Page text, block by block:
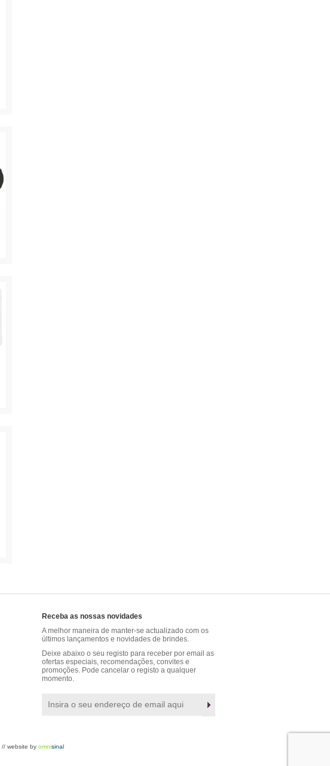
Receba as nossas novidades
A melhor maneira de manter-se actualizado com os
últimos lançamentos e novidades de brindes.
Deixe abaixo o seu registo para receber por email as
ofertas especiais, recomendações, convites e
promoções. Pode cancelar o registo a qualquer
momento.
// website by omnisinal